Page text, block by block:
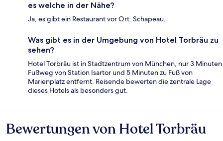
es welche in der Nähe?
Ja, es gibt ein Restaurant vor Ort: Schapeau.
Was gibt es in der Umgebung von Hotel Torbräu zu
sehen?
Hotel Torbräu ist in Stadtzentrum von München, nur 3 Minuten
Fußweg von Station Isartor und 5 Minuten zu Fuß von
Marienplatz entfernt. Reisende bewerten die zentrale Lage
dieses Hotels als besonders gut.
Bewertungen
Bewertungen von Hotel Torbräu